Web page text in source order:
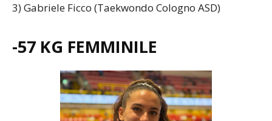
3) Gabriele Ficco (Taekwondo Cologno ASD)
-57 KG FEMMINILE